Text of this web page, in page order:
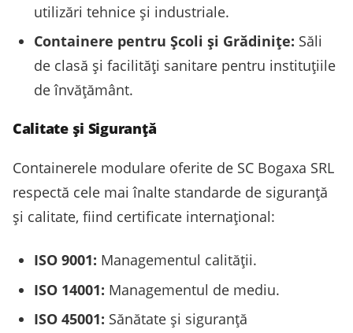
utilizări tehnice și industriale.
Containere pentru Școli și Grădinițe: Săli
de clasă și facilități sanitare pentru instituțiile
de învățământ.
Calitate și Siguranță
Containerele modulare oferite de SC Bogaxa SRL
respectă cele mai înalte standarde de siguranță
și calitate, fiind certificate internațional:
ISO 9001: Managementul calității.
ISO 14001: Managementul de mediu.
ISO 45001: Sănătate și siguranță